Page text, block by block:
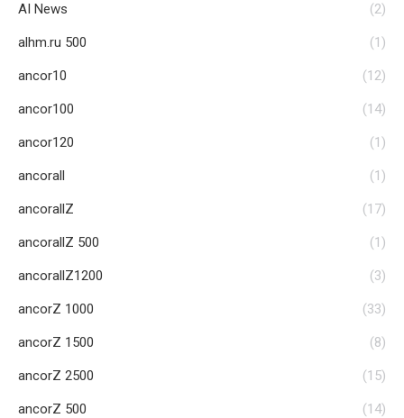
AI News (2)
alhm.ru 500 (1)
ancor10 (12)
ancor100 (14)
ancor120 (1)
ancorall (1)
ancorallZ (17)
ancorallZ 500 (1)
ancorallZ1200 (3)
ancorZ 1000 (33)
ancorZ 1500 (8)
ancorZ 2500 (15)
ancorZ 500 (14)